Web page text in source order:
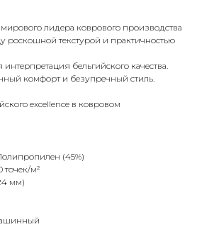
мирового лидера коврового производства
роскошной текстурой и практичностью
бельгийского качества.
комфорт и безупречный стиль.
excellence в ковровом
(45%)
точек/м²
мм)